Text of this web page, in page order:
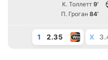
К. Толлетт 9’
П. Гроган 84’
1 2.35 X